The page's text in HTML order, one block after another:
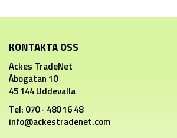
KONTAKTA OSS
Ackes TradeNet
Åbogatan 10
45 144 Uddevalla
Tel: 070 - 480 16 48
info@ackestradenet.com